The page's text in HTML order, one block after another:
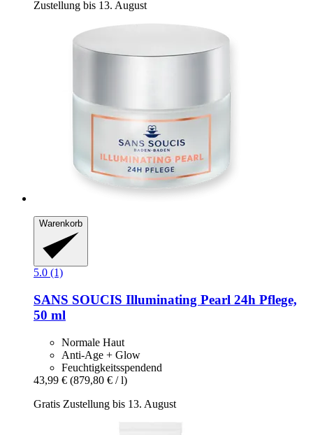
Zustellung bis 13. August
Warenkorb
5.0 (1)
SANS SOUCIS Illuminating Pearl 24h Pflege,
50 ml
Normale Haut
Anti-Age + Glow
Feuchtigkeitsspendend
43,99 € (879,80 € / l)
Gratis Zustellung bis 13. August